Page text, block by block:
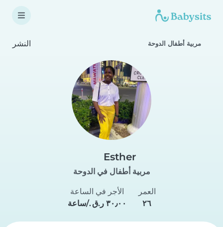
مربية أطفال الدوحة النشر
Esther
مربية أطفال في الدوحة
العمر
٢٦
الأجر في الساعة